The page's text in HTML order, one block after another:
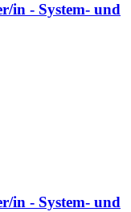
in - System- und
in - System- und